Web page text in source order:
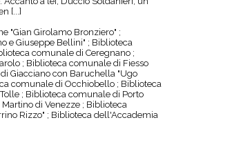
[...]
"Gian Girolamo Bronziero" ;
e Giuseppe Bellini" ; Biblioteca
comunale di Ceregnano ;
; Biblioteca comunale di Fiesso
Giacciano con Baruchella "Ugo
comunale di Occhiobello ; Biblioteca
; Biblioteca comunale di Porto
di Venezze ; Biblioteca
Rizzo" ; Biblioteca dell'Accademia